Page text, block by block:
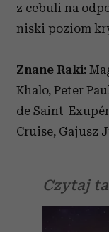
z cebuli na
niski poziom
Znane Raki:
Khalo, Peter
de Saint-
Cruise, Gajusz
Czytaj